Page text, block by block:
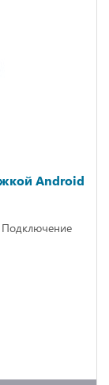
Android
Подключение